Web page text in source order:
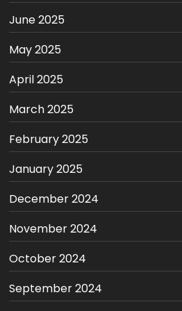
June 2025
May 2025
April 2025
March 2025
February 2025
January 2025
December 2024
November 2024
October 2024
September 2024